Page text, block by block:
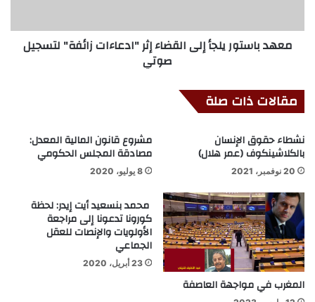
معهد باستور يلجأ إلى القضاء إثر "ادعاءات زائفة" لتسجيل
صوتي
مقالات ذات صلة
نشطاء حقوق الإنسان
بالكلاشينكوف (عمر هلال)
20 نوفمبر، 2021
مشروع قانون المالية المعدل:
مصادقة المجلس الحكومي
8 يوليو، 2020
المغرب في مواجهة العاصفة
محمد بنسعيد أيت إيدر: لحظة
كورونا تدعونا إلى مراجعة
الأولويات والإنصات للعقل
الجماعي
23 أبريل، 2020